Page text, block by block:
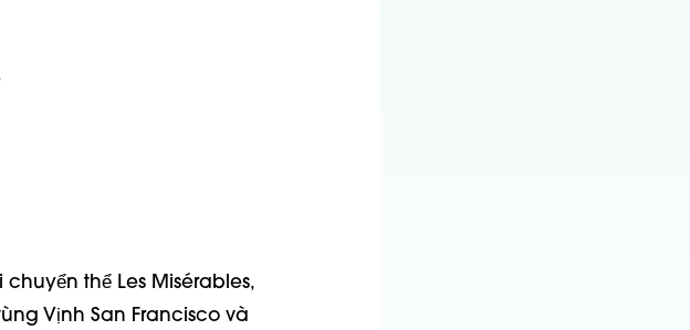
thể Les Misérables,
Vịnh San Francisco và